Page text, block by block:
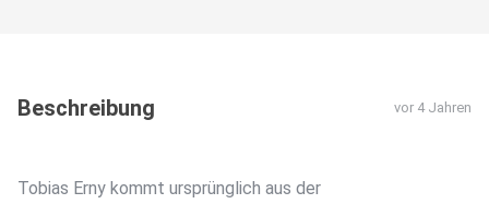
Beschreibung vor 4 Jahren
Tobias Erny kommt ursprünglich aus der